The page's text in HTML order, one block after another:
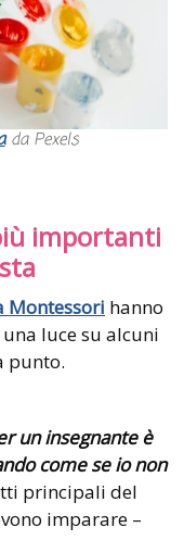
da Pexels
importanti
Montessori hanno
luce su alcuni
punto.
un insegnante è
come se io non
principali del
imparare –